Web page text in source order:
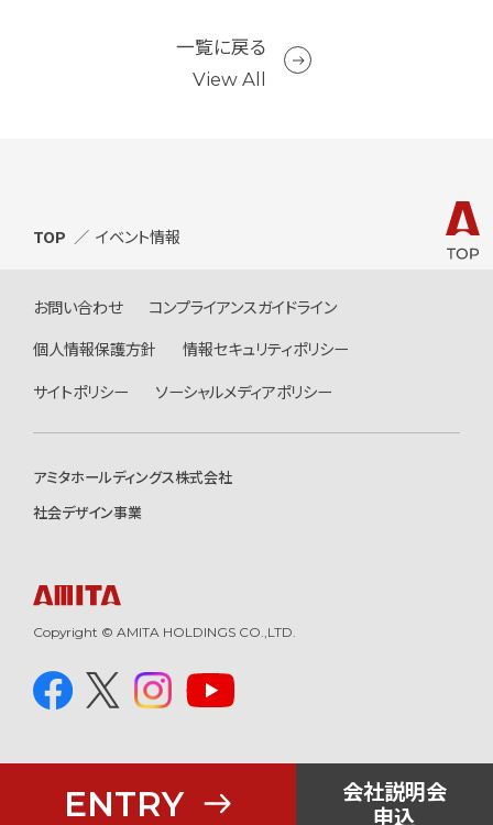
一覧に戻る
View All
ENTRY
会社説明会
申込
お問い合わせ
コンプライアンスガイドライン
個人情報保護方針
情報セキュリティポリシー
サイトポリシー
ソーシャルメディアポリシー
TOP イベント情報
Copyright © AMITA HOLDINGS CO.,LTD.
アミタホールディングス株式会社
社会デザイン事業